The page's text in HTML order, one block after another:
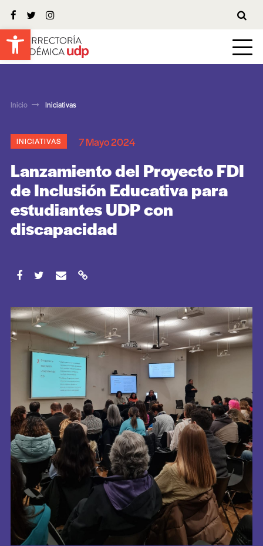
Abrir barra de herramientas
Inicio Iniciativas
INICIATIVAS 7 Mayo 2024
Lanzamiento del Proyecto FDI
de Inclusión Educativa para
estudiantes UDP con
discapacidad